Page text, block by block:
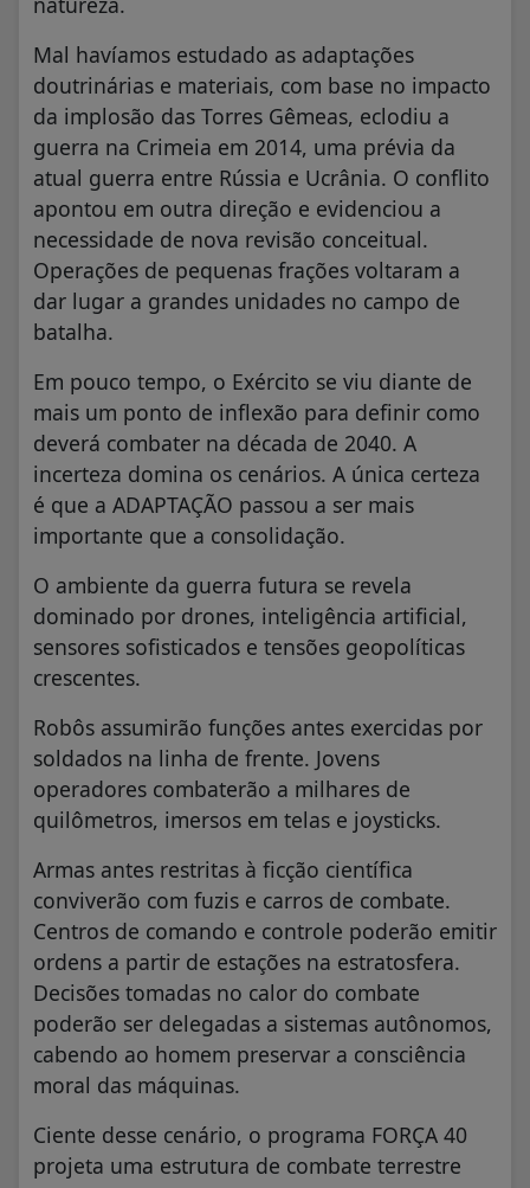
Mal havíamos estudado as adaptações
doutrinárias e materiais, com base no impacto
da implosão das Torres Gêmeas, eclodiu a
guerra na Crimeia em 2014, uma prévia da
atual guerra entre Rússia e Ucrânia. O conflito
apontou em outra direção e evidenciou a
necessidade de nova revisão conceitual.
Operações de pequenas frações voltaram a
dar lugar a grandes unidades no campo de
batalha.
Em pouco tempo, o Exército se viu diante de
mais um ponto de inflexão para definir como
deverá combater na década de 2040. A
incerteza domina os cenários. A única certeza
é que a ADAPTAÇÃO passou a ser mais
importante que a consolidação.
O ambiente da guerra futura se revela
dominado por drones, inteligência artificial,
sensores sofisticados e tensões geopolíticas
crescentes.
Robôs assumirão funções antes exercidas por
soldados na linha de frente. Jovens
operadores combaterão a milhares de
quilômetros, imersos em telas e joysticks.
Armas antes restritas à ficção científica
conviverão com fuzis e carros de combate.
Centros de comando e controle poderão emitir
ordens a partir de estações na estratosfera.
Decisões tomadas no calor do combate
poderão ser delegadas a sistemas autônomos,
cabendo ao homem preservar a consciência
moral das máquinas.
Ciente desse cenário, o programa FORÇA 40
projeta uma estrutura de combate terrestre